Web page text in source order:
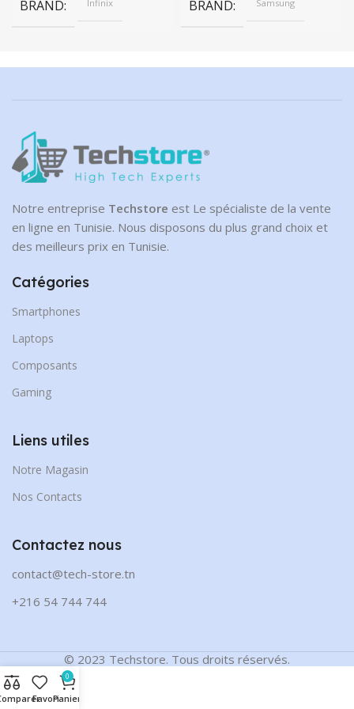
BRAND Infinix BRAND Samsung
Notre entreprise Techstore est Le spécialiste de la vente
en ligne en Tunisie. Nous disposons du plus grand choix et
des meilleurs prix en Tunisie.
Catégories
Smartphones
Laptops
Composants
Gaming
Liens utiles
Notre Magasin
Nos Contacts
Contactez nous
contact@tech-store.tn
+216 54 744 744
© 2023 Techstore. Tous droits réservés.
Favori
0
Panier